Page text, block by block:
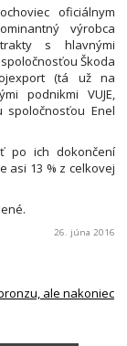
oficiálnym
výrobca
s hlavnými
Škoda
(tá už na
podnikmi VUJE,
spoločnosťou Enel
po ich dokončení
asi 13 % z celkovej
26. júna 2016
ale nakoniec